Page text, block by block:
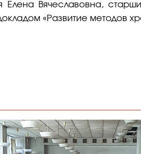
Елена Вячеславовна,
«Развитие методов